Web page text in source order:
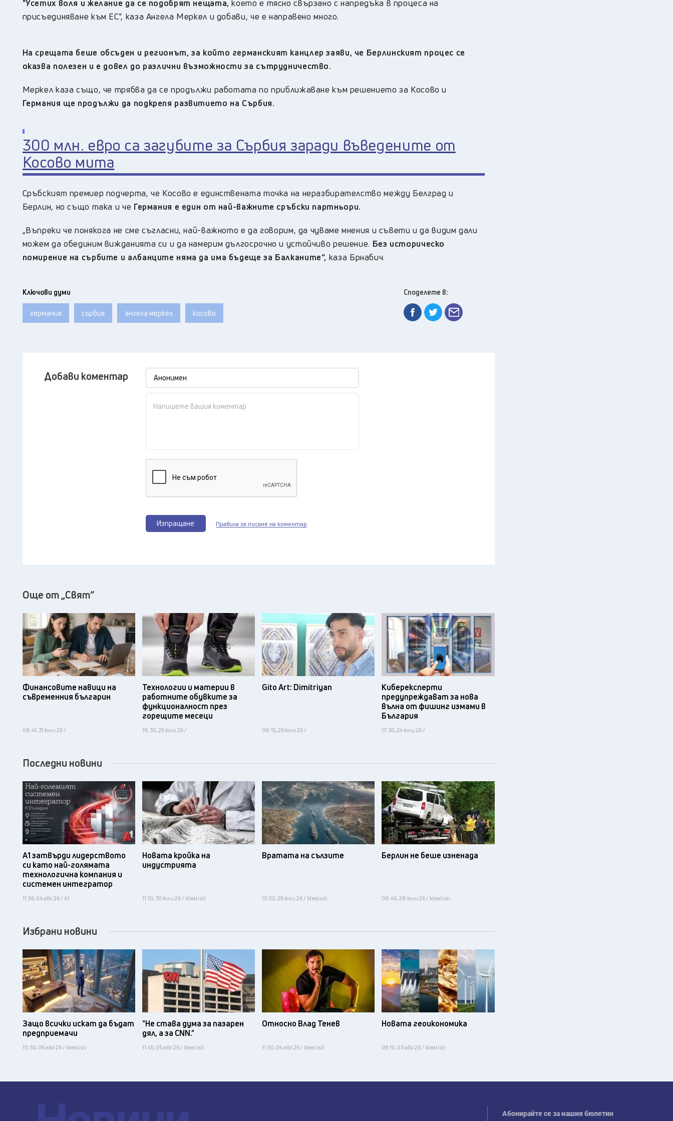
"Усетих воля и желание да се подобрят нещата, което е тясно свързано с напредъка в процеса на
присъединяване към ЕС", каза Ангела Меркел и добави, че е направено много.
На срещата беше обсъден и регионът, за който германският канцлер заяви, че Берлинският процес се
оказва полезен и е довел до различни възможности за сътрудничество.
Меркел каза също, че трябва да се продължи работата по приближаване към решението за Косово и
Германия ще продължи да подкрепя развитието на Сърбия.
300 млн. евро са загубите за Сърбия заради въведените от
Косово мита
Сръбският премиер подчерта, че Косово е единствената точка на неразбирателство между Белград и
Берлин, но също така и че Германия е един от най-важните сръбски партньори.
„Въпреки че понякога не сме съгласни, най-важното е да говорим, да чуваме мнения и съвети и да видим дали
можем да обединим вижданията си и да намерим дългосрочно и устойчиво решение. Без историческо
помирение на сърбите и албанците няма да има бъдеще за Балканите“, каза Брнабич.
Ключови думи
германия сърбия ангела меркел косово
Споделете в:
Добави коментар
Изпращане Правила за писане на коментар
Още от „Свят“
Финансовите навици на
съвременния българин
08:41, 31 юли 26 /
Технологии и материи в
работните обувките за
функционалност през
горещите месеци
18:30, 29 юли 26 /
Gito Art: Dimitriyan
08:15, 26 юли 26 /
Киберексперти
предупреждават за нова
вълна от фишинг измами в
България
17:30, 24 юли 26 /
Последни новини
А1 затвърди лидерството
си като най-голямата
технологична компания и
системен интегратор
11:56, 04 авг 26 / А1
Новата кройка на
индустрията
11:10, 30 юли 26 / Idealisti
Вратата на сълзите
10:50, 29 юли 26 / Idealisti
Берлин не беше изненада
08:40, 28 юли 26 / Idealisti
Избрани новини
Защо всички искат да бъдат
предприемачи
10:30, 06 авг 26 / Idealisti
"Не става дума за пазарен
дял, а за CNN."
11:45, 05 авг 26 / Idealisti
Относно Влад Тенев
11:50, 04 авг 26 / Idealisti
Новата геоикономика
09:10, 03 авг 26 / Idealisti
Абонирайте се за нашия бюлетин